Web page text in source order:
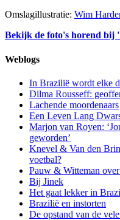
Omslagillustratie: Wim
Bekijk de foto's horend bij
Weblogs
In Brazilië wordt elke
Dilma Rousseff:
Lachende moordenaars
Een Leven Lang
Marjon van Royen:
geworden’
Knevel & Van den
voetbal?
Pauw & Witteman
Bij Jinek
Het gaat lekker in
Brazilië en instorten
De opstand van de